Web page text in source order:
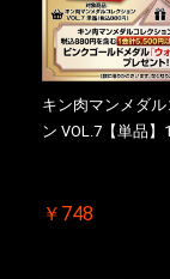
キン肉マンメダル
ン VOL.7【単品】
￥748